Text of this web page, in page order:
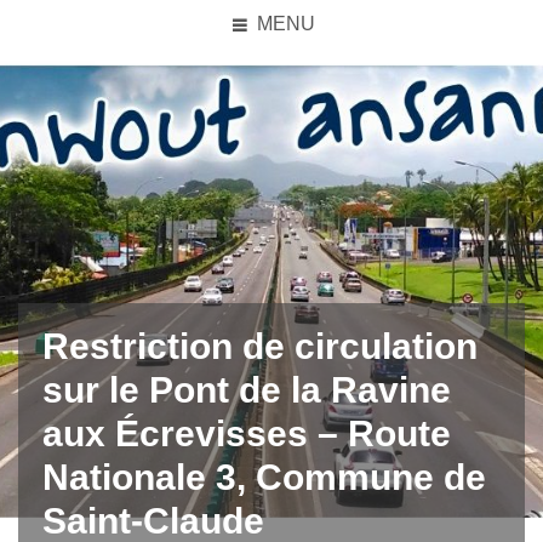
MENU
Restriction de circulation
sur le Pont de la Ravine
aux Écrevisses – Route
Nationale 3, Commune de
Saint-Claude